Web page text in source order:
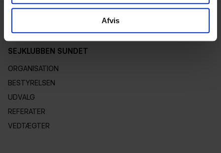
Afvis
SEJKLUBBEN SUNDET
ORGANISATION
BESTYRELSEN
UDVALG
REFERATER
VEDTÆGTER